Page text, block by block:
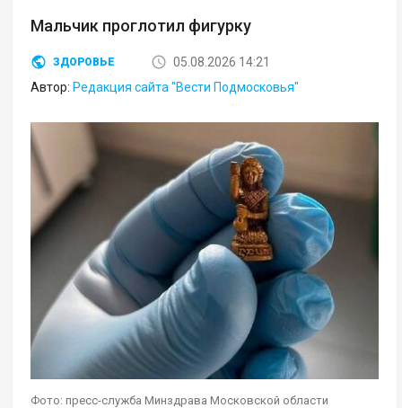
Мальчик проглотил фигурку
ЗДОРОВЬЕ
05.08.2026 14:21
Автор: Редакция сайта "Вести Подмосковья"
Фото: пресс-служба Минздрава Московской области